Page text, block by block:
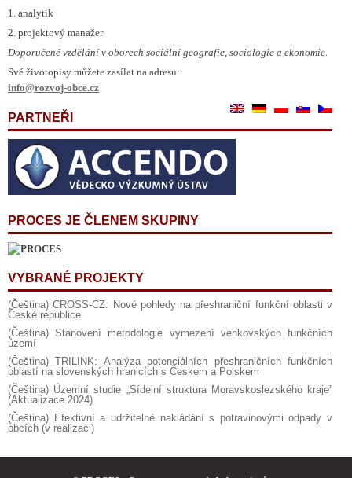
1. analytik
2. projektový manažer
Doporučené vzdělání v oborech sociální geografie, sociologie a ekonomie.
Své životopisy můžete zasílat na adresu:
info@rozvoj-obce.cz
PARTNEŘI
PROCES JE ČLENEM SKUPINY
VYBRANÉ PROJEKTY
(Čeština) CROSS-CZ: Nové pohledy na přeshraniční funkční oblasti v
České republice
(Čeština) Stanovení metodologie vymezení venkovských funkčních
území
(Čeština) TRILINK: Analýza potenciálních přeshraničních funkčních
oblastí na slovenských hranicích s Českem a Polskem
(Čeština) Územní studie „Sídelní struktura Moravskoslezského kraje”
(Aktualizace 2024)
(Čeština) Efektivní a udržitelné nakládání s potravinovými odpady v
obcích (v realizaci)